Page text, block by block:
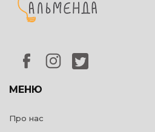
МЕНЮ
Про нас